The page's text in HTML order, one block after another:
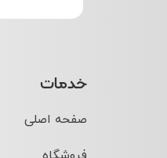
خدمات
صفحه اصلی